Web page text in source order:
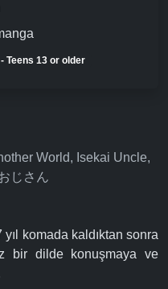
- Teens 13 or older
World, Isekai Uncle,
じさん
yıl komada kaldıktan sonra
bir dilde konuşmaya ve